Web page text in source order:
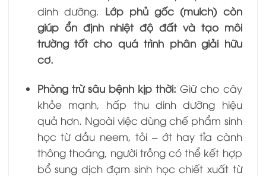
dinh dưỡng. Lớp phủ gốc (mulch) còn
giúp ổn định nhiệt độ đất và tạo môi
trường tốt cho quá trình phân giải hữu
cơ.
Phòng trừ sâu bệnh kịp thời: Giữ cho cây
khỏe mạnh, hấp thu dinh dưỡng hiệu
quả hơn. Ngoài việc dùng chế phẩm sinh
học từ dầu neem, tỏi – ớt hay tỉa cành
thông thoáng, người trồng có thể kết hợp
bổ sung dịch đạm sinh học chiết xuất từ